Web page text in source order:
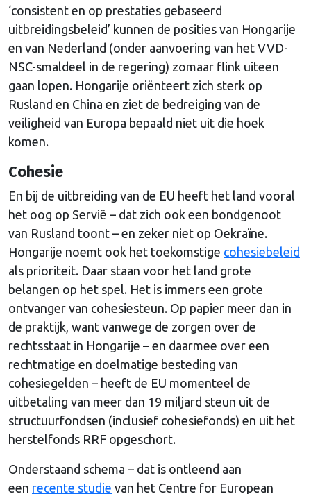
‘consistent en op prestaties gebaseerd
uitbreidingsbeleid’ kunnen de posities van Hongarije
en van Nederland (onder aanvoering van het VVD-
NSC-smaldeel in de regering) zomaar flink uiteen
gaan lopen. Hongarije oriënteert zich sterk op
Rusland en China en ziet de bedreiging van de
veiligheid van Europa bepaald niet uit die hoek
komen.
Cohesie
En bij de uitbreiding van de EU heeft het land vooral
het oog op Servië – dat zich ook een bondgenoot
van Rusland toont – en zeker niet op Oekraïne.
Hongarije noemt ook het toekomstige cohesiebeleid
als prioriteit. Daar staan voor het land grote
belangen op het spel. Het is immers een grote
ontvanger van cohesiesteun. Op papier meer dan in
de praktijk, want vanwege de zorgen over de
rechtsstaat in Hongarije – en daarmee over een
rechtmatige en doelmatige besteding van
cohesiegelden – heeft de EU momenteel de
uitbetaling van meer dan 19 miljard steun uit de
structuurfondsen (inclusief cohesiefonds) en uit het
herstelfonds RRF opgeschort.
Onderstaand schema – dat is ontleend aan
een recente studie van het Centre for European